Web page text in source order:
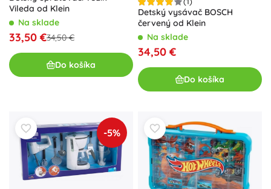
Vileda od Klein
Na sklade
33,50 €34,50 €
Do košíka
Detský vysávač BOSCH
červený od Klein
Na sklade
34,50 €
Do košíka
-5%